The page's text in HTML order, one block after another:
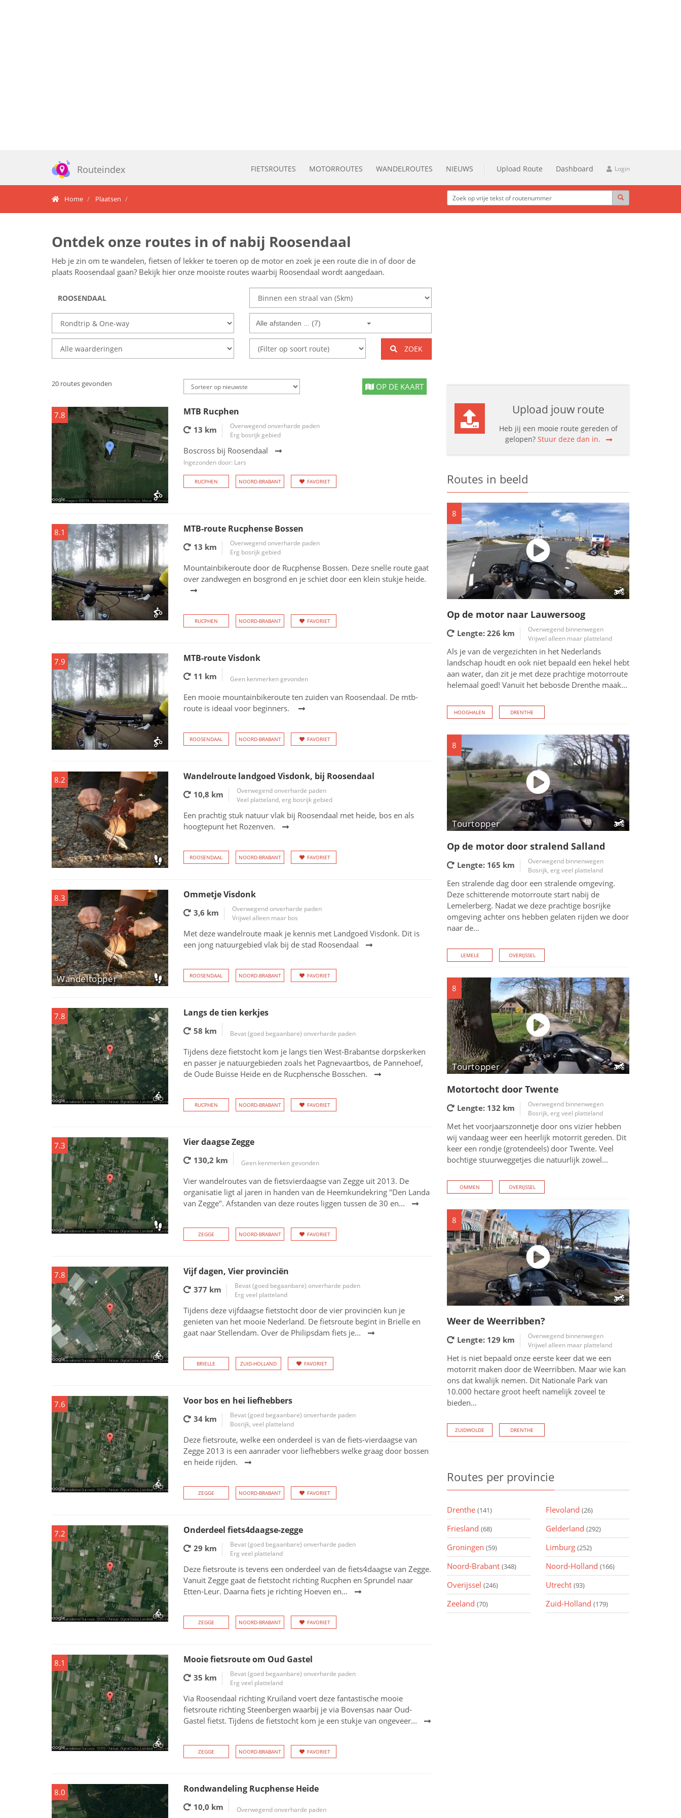
Routeindex FIETSROUTES MOTORROUTES WANDELROUTES NIEUWS Upload Route Dashboard Login
Home Plaatsen
Ontdek onze routes in of nabij Roosendaal
Heb je zin om te wandelen, fietsen of lekker te toeren op de motor en zoek je een route die in of door de
plaats Roosendaal gaan? Bekijk hier onze mooiste routes waarbij Roosendaal wordt aangedaan.
Alle afstanden ... (7)
ZOEK
20 routes gevonden OP DE KAART
7.8 MTB Rucphen
13 km
Overwegend onverharde paden
Erg bosrijk gebied
Boscross bij Roosendaal
Ingezonden door: Lars
RUCPHEN NOORD-BRABANT FAVORIET
8.1 MTB-route Rucphense Bossen
13 km
Overwegend onverharde paden
Erg bosrijk gebied
Mountainbikeroute door de Rucphense Bossen. Deze snelle route gaat
over zandwegen en bosgrond en je schiet door een klein stukje heide.
RUCPHEN NOORD-BRABANT FAVORIET
7.9 MTB-route Visdonk
11 km Geen kenmerken gevonden
Een mooie mountainbikeroute ten zuiden van Roosendaal. De mtb-
route is ideaal voor beginners.
ROOSENDAAL NOORD-BRABANT FAVORIET
8.2 Wandelroute landgoed Visdonk, bij Roosendaal
10,8 km
Overwegend onverharde paden
Veel platteland, erg bosrijk gebied
Een prachtig stuk natuur vlak bij Roosendaal met heide, bos en als
hoogtepunt het Rozenven.
ROOSENDAAL NOORD-BRABANT FAVORIET
8.3
Wandeltopper
Ommetje Visdonk
3,6 km
Overwegend onverharde paden
Vrijwel alleen maar bos
Met deze wandelroute maak je kennis met Landgoed Visdonk. Dit is
een jong natuurgebied vlak bij de stad Roosendaal
ROOSENDAAL NOORD-BRABANT FAVORIET
7.8 Langs de tien kerkjes
58 km Bevat (goed begaanbare) onverharde paden
Tijdens deze fietstocht kom je langs tien West-Brabantse dorpskerken
en passer je natuurgebieden zoals het Pagnevaartbos, de Pannehoef,
de Oude Buisse Heide en de Rucphensche Bosschen.
RUCPHEN NOORD-BRABANT FAVORIET
7.3 Vier daagse Zegge
130,2 km Geen kenmerken gevonden
Vier wandelroutes van de fietsvierdaagse van Zegge uit 2013. De
organisatie ligt al jaren in handen van de Heemkundekring "Den Landa
van Zegge". Afstanden van deze routes liggen tussen de 30 en...
ZEGGE NOORD-BRABANT FAVORIET
7.8 Vijf dagen, Vier provinciën
377 km
Bevat (goed begaanbare) onverharde paden
Erg veel platteland
Tijdens deze vijfdaagse fietstocht door de vier provinciën kun je
genieten van het mooie Nederland. De fietsroute begint in Brielle en
gaat naar Stellendam. Over de Philipsdam fiets je...
BRIELLE ZUID-HOLLAND FAVORIET
7.6 Voor bos en hei liefhebbers
34 km
Bevat (goed begaanbare) onverharde paden
Bosrijk, veel platteland
Deze fietsroute, welke een onderdeel is van de fiets-vierdaagse van
Zegge 2013 is een aanrader voor liefhebbers welke graag door bossen
en heide rijden.
ZEGGE NOORD-BRABANT FAVORIET
7.2 Onderdeel fiets4daagse-zegge
29 km
Bevat (goed begaanbare) onverharde paden
Erg veel platteland
Deze fietsroute is tevens een onderdeel van de fiets4daagse van Zegge.
Vanuit Zegge gaat de fietstocht richting Rucphen en Sprundel naar
Etten-Leur. Daarna fiets je richting Hoeven en...
ZEGGE NOORD-BRABANT FAVORIET
8.1 Mooie fietsroute om Oud Gastel
35 km
Bevat (goed begaanbare) onverharde paden
Erg veel platteland
Via Roosendaal richting Kruiland voert deze fantastische mooie
fietsroute richting Steenbergen waarbij je via Bovensas naar Oud-
Gastel fietst. Tijdens de fietstocht kom je een stukje van ongeveer...
ZEGGE NOORD-BRABANT FAVORIET
8.0 Rondwandeling Rucphense Heide
10,0 km Overwegend onverharde paden
Upload jouw route
Heb jij een mooie route gereden of
gelopen? Stuur deze dan in.
Routes in beeld
8
Op de motor naar Lauwersoog
Lengte: 226 km
Overwegend binnenwegen
Vrijwel alleen maar platteland
Als je van de vergezichten in het Nederlands
landschap houdt en ook niet bepaald een hekel hebt
aan water, dan zit je met deze prachtige motorroute
helemaal goed! Vanuit het bebosde Drenthe maak...
HOOGHALEN DRENTHE
8
Tourtopper
Op de motor door stralend Salland
Lengte: 165 km
Overwegend binnenwegen
Bosrijk, erg veel platteland
Een stralende dag door een stralende omgeving.
Deze schitterende motorroute start nabij de
Lemelerberg. Nadat we deze prachtige bosrijke
omgeving achter ons hebben gelaten rijden we door
naar de...
LEMELE OVERIJSSEL
8
Tourtopper
Motortocht door Twente
Lengte: 132 km
Overwegend binnenwegen
Bosrijk, erg veel platteland
Met het voorjaarszonnetje door ons vizier hebben
wij vandaag weer een heerlijk motorrit gereden. Dit
keer een rondje (grotendeels) door Twente. Veel
bochtige stuurweggetjes die natuurlijk zowel...
OMMEN OVERIJSSEL
8
Weer de Weerribben?
Lengte: 129 km
Overwegend binnenwegen
Vrijwel alleen maar platteland
Het is niet bepaald onze eerste keer dat we een
motorrit maken door de Weerribben. Maar wie kan
ons dat kwalijk nemen. Dit Nationale Park van
10.000 hectare groot heeft namelijk zoveel te
bieden...
ZUIDWOLDE DRENTHE
Routes per provincie
Drenthe (141) Flevoland (26)
Friesland (68) Gelderland (292)
Groningen (59) Limburg (252)
Noord-Brabant (348) Noord-Holland (166)
Overijssel (246) Utrecht (93)
Zeeland (70) Zuid-Holland (179)